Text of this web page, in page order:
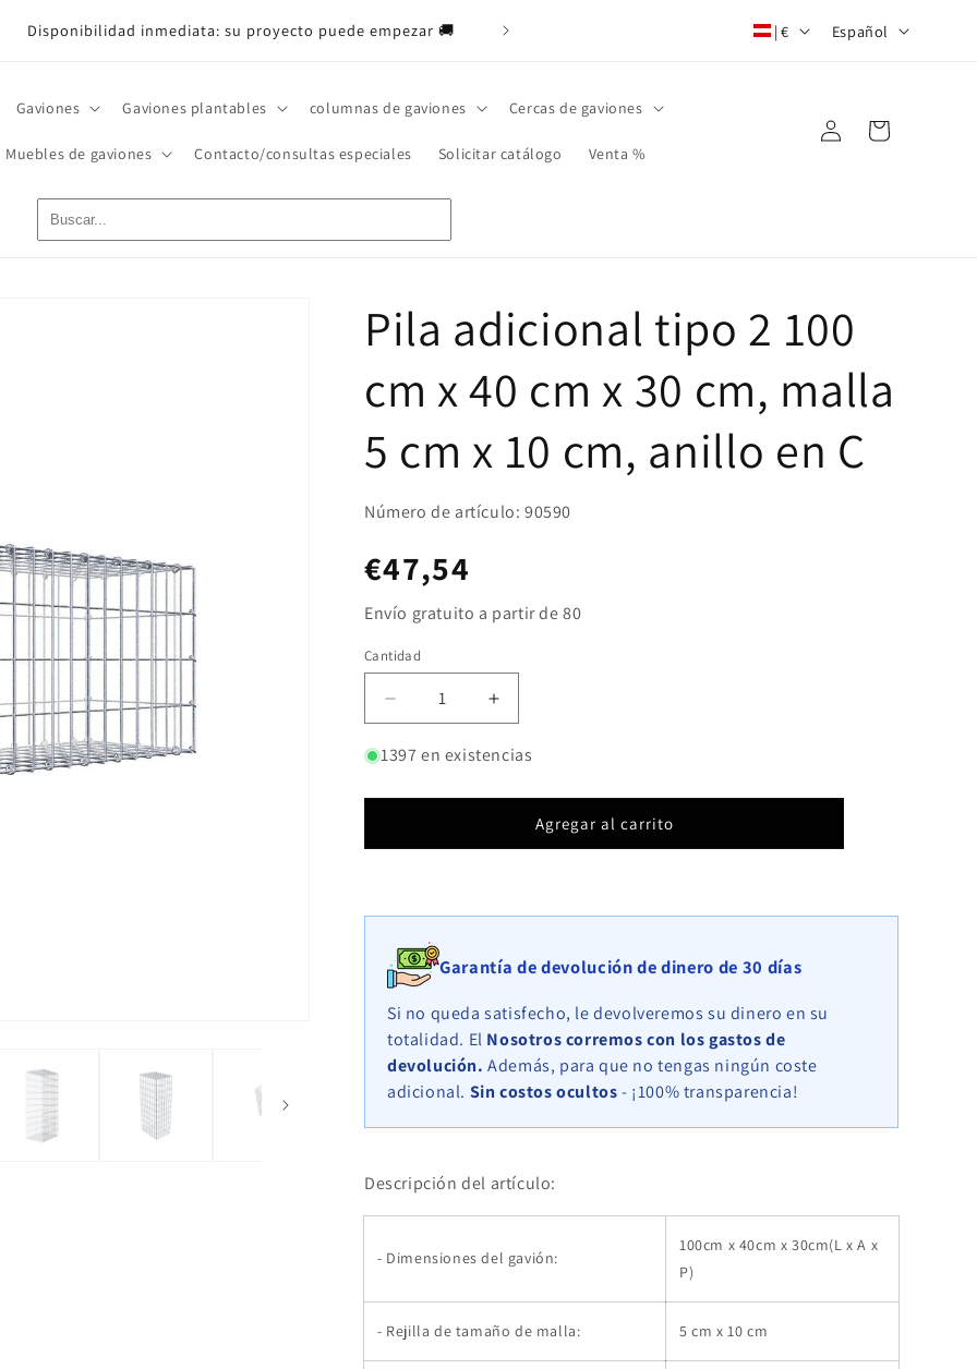
Disponibilidad inmediata: su proyecto puede empezar 🚚 Envío gratuito a partir de un pedido de 80 € 📦
P
ó
n
| €
o
Español
Gaviones Gaviones plantables columnas de gaviones Cercas de gaviones
Muebles de gaviones Contacto/consultas especiales Solicitar catálogo Venta %
sesión
Carrito
Pila adicional tipo 2 100
cm x 40 cm x 30 cm, malla
5 cm x 10 cm, anillo en C
Número de artículo: 90590
Precio
habitual
€47,54
Envío gratuito a partir de 80
Cantidad
Cantidad
Reducir
cantidad
para
adicional
2
x
cm
x
30
malla
5
cm
anillo
en
Aumentar
cantidad
para
adicional
2
x
cm
30
cm,
malla
5
cm
anillo
en
1397 en existencias
Agregar al carrito
Garantía de devolución de dinero de 30 días
Si no queda satisfecho, le devolveremos su dinero en su
totalidad. El Nosotros corremos con los gastos de
devolución. Además, para que no tengas ningún coste
adicional. Sin costos ocultos- ¡100% transparencia!
Descripción del artículo:
- Dimensiones del gavión:
100cm x 40cm x 30cm(L x A x
P)
- Rejilla de tamaño de malla: 5 cm x 10 cm